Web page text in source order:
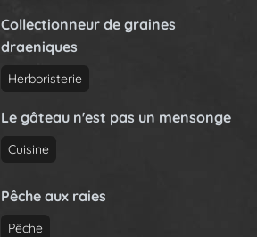
Collectionneur de graines
draeniques
Herboristerie
Le gâteau n'est pas un mensonge
Cuisine
Pêche aux raies
Pêche